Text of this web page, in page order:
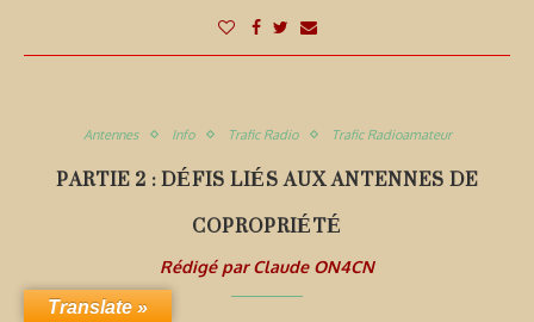
Antennes Info Trafic Radio Trafic Radioamateur
PARTIE 2 : DÉFIS LIÉS AUX ANTENNES DE
COPROPRIÉTÉ
Rédigé parClaude ON4CN
Translate »